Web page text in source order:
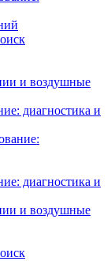
и воздушные
диагностика и
диагностика и
и воздушные